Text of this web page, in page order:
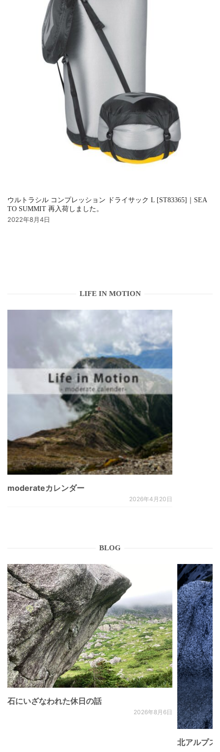
ウルトラシル コンプレッション ドライサック L [ST83365]｜SEA
TO SUMMIT 再入荷しました。
2022年8月4日
LIFE IN MOTION
moderateカレンダー
2026年4月20日
BLOG
石にいざなわれた休日の話
2026年8月6日
北アルプ